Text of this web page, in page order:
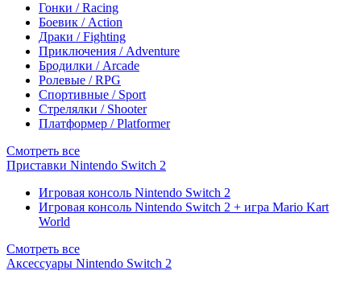
Гонки / Racing
Боевик / Action
Драки / Fighting
Приключения / Adventure
Бродилки / Arcade
Ролевые / RPG
Спортивные / Sport
Стрелялки / Shooter
Платформер / Platformer
Смотреть все
Приставки Nintendo Switch 2
Игровая консоль Nintendo Switch 2
Игровая консоль Nintendo Switch 2 + игра Mario Kart
World
Смотреть все
Аксессуары Nintendo Switch 2